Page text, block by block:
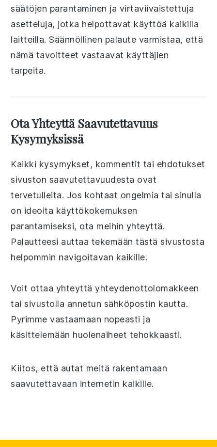
säätöjen parantaminen ja virtaviivaistettuja
asetteluja, jotka helpottavat käyttöä kaikilla
laitteilla. Säännöllinen palaute varmistaa, että
nämä tavoitteet vastaavat käyttäjien
tarpeita.
Ota Yhteyttä Saavutettavuus
Kysymyksissä
Kaikki kysymykset, kommentit tai ehdotukset
sivuston saavutettavuudesta ovat
tervetulleita. Jos kohtaat ongelmia tai sinulla
on ideoita käyttökokemuksen
parantamiseksi, ota meihin yhteyttä.
Palautteesi auttaa tekemään tästä sivustosta
helpommin navigoitavan kaikille.
Voit ottaa yhteyttä yhteydenottolomakkeen
tai sivustolla annetun sähköpostin kautta.
Pyrimme vastaamaan nopeasti ja
käsittelemään huolenaiheet tehokkaasti.
Kiitos, että autat meitä rakentamaan
saavutettavaan internetin kaikille.